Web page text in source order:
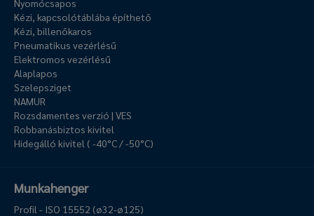
Nyomócsapos
Kézi, kapcsolótáblába építhető
Kézi, billenőkaros
Pneumatikus vezérlésű
Elektromos vezérlésű
Alaplapos
Szelepsziget
NAMUR
Rozsdamentes verzió | VES
Robbanásbiztos kivitel
Hidegálló kivitel ( -40°C / -50°C)
Munkahenger
Profil - ISO 15552 (ø32-ø125)